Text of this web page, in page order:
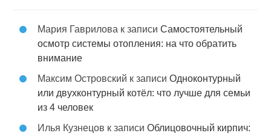
Мария Гаврилова к записиСамостоятельный
осмотр системы отопления: на что обратить
внимание
Максим Островский к записиОдноконтурный
или двухконтурный котёл: что лучше для семьи
из 4 человек
Илья Кузнецов к записиОблицовочный кирпич: